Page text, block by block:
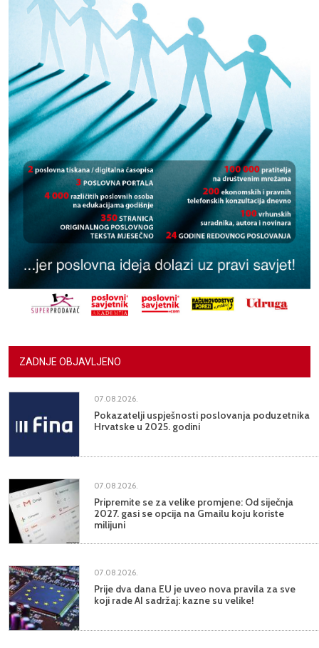
ZADNJE OBJAVLJENO
07.08.2026.
Pokazatelji uspješnosti poslovanja poduzetnika
Hrvatske u 2025. godini
07.08.2026.
Pripremite se za velike promjene: Od siječnja
2027. gasi se opcija na Gmailu koju koriste
milijuni
07.08.2026.
Prije dva dana EU je uveo nova pravila za sve
koji rade AI sadržaj: kazne su velike!